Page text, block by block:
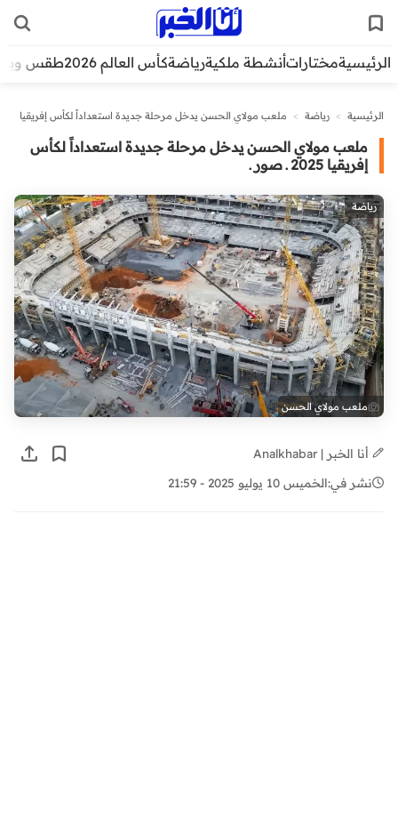
الرئيسيةمختاراتأنشطة ملكيةرياضةكأس العالم 2026 طقس
الرئيسية > رياضة >
ملعب مولاي الحسن يدخل مرحلة جديدة استعداداً لكأس إفريقيا
ملعب مولاي الحسن يدخل مرحلة جديدة استعداداً لكأس
إفريقيا 2025 ـ صور ـ
رياضة
ملعب مولاي الحسن
أنا الخبر | Analkhabar
نشر في:الخميس 10 يوليو 2025 - 21:59